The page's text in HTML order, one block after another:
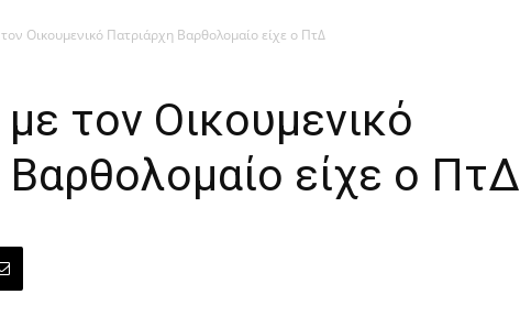
Οικουμενικό Πατριάρχη Βαρθολομαίο είχε ο ΠτΔ
τον Οικουμενικό
είχε ο ΠτΔ